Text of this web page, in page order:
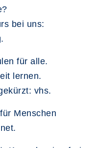
bei uns:
für alle.
lernen.
vhs.
Menschen